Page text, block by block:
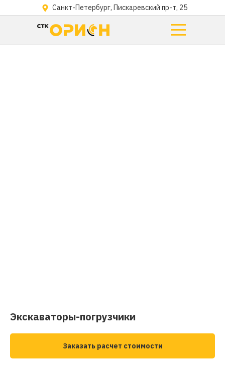
Санкт-Петербург, Пискаревский пр-т, 25
Экскаваторы-погрузчики
Заказать расчет стоимости